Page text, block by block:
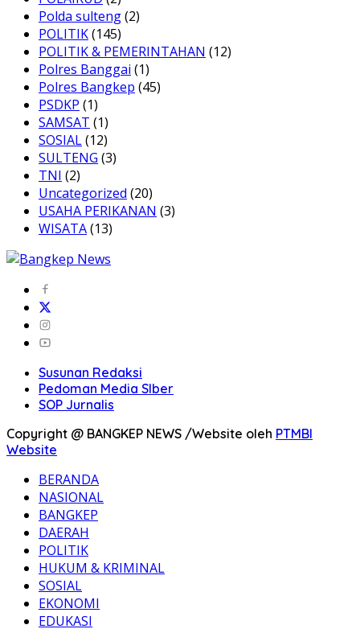
Polda sulteng(2)
POLITIK(145)
POLITIK & PEMERINTAHAN (12)
Polres Banggai (1)
Polres Bangkep (45)
PSDKP (1)
SAMSAT (1)
SOSIAL(12)
SULTENG (3)
TNI (2)
Uncategorized (20)
USAHA PERIKANAN (3)
WISATA(13)
Susunan Redaksi
Pedoman Media SIber
SOP Jurnalis
Copyright @ BANGKEP NEWS /Website oleh PTMBI
Website
BERANDA
NASIONAL
BANGKEP
DAERAH
POLITIK
HUKUM & KRIMINAL
SOSIAL
EKONOMI
EDUKASI